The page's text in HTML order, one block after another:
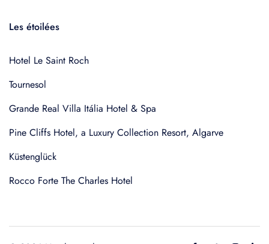
Les étoilées
Hotel Le Saint Roch
Tournesol
Grande Real Villa Itália Hotel & Spa
Pine Cliffs Hotel, a Luxury Collection Resort, Algarve
Küstenglück
Rocco Forte The Charles Hotel